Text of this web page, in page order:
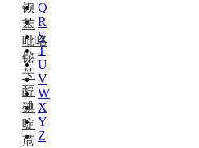
Q
R
S
T
U
V
W
X
Y
Z
钡
苯
吡咯
铋
苄
醇
碘
啶
苊